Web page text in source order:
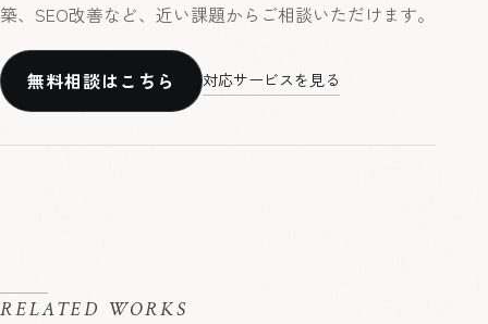
築、SEO改善など、近い課題からご相談いただけます。
無料相談はこちら 対応サービスを見る
RELATED WORKS